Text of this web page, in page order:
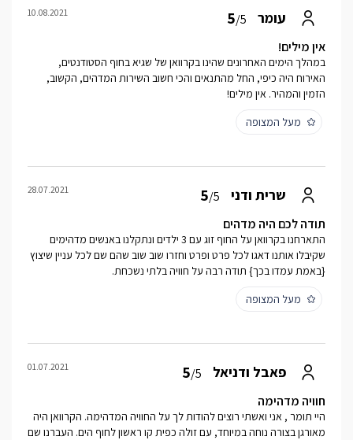
עומר 5/5
10.08.2021
אין מילים!
במהלך הימים האחרונים שהינו בקרוואן של שגיא בחוף הסטודנטים,
האירוח היה כיפי, החל מהתנאים והכי חשוב השירות המדהים, הקשוב,
הזמין והמהיר. אין מילים!
מעל המצופה
שרית ודני 5/5
28.07.2021
תודה לכם היה מדהים
התארחנו בקרוואן על החוף זוג עם 3 ילדים ונתקלנו באנשים מדהימים
שקיבלו אותנו דאגו לכל פרט ופרט וחזרו שוב שוב שהם שם לכל עניין שיצוץ
{באמת עמדו בכך} תודה רבה על חוויה בלתי נשכחת.
מעל המצופה
פאבל ודניאל 5/5
01.07.2021
חוויה מדהימה
היי תומר , אני ואשתי רוצים להודות לך על החוויה המדהימה. הקרוואן היה
מאורגן בצורה נוחה במיוחד, עם זולה כפית קו ראשון לחוף הים. העברנו שם